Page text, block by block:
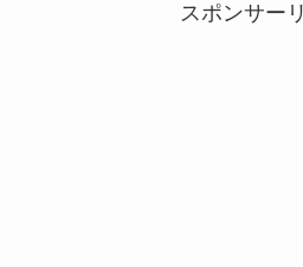
スポンサー